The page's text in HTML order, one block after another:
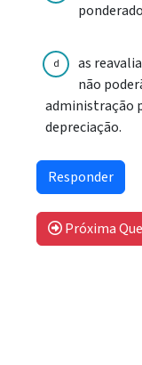
d
as
não
administração
depreciação.
Próxima